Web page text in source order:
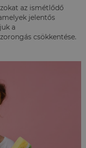
az ismétlődő
jelentős
a
csökkentése.